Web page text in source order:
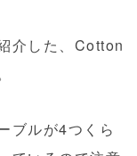
介した、Cotton
ブルが4つくら